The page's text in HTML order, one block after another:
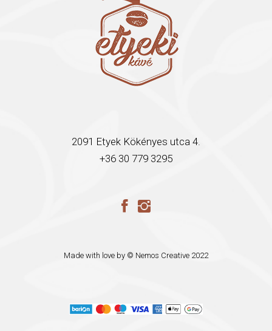
2091 Etyek Kökényes utca 4.
+36 30 779 3295
Made with love by © Nemos Creative 2022